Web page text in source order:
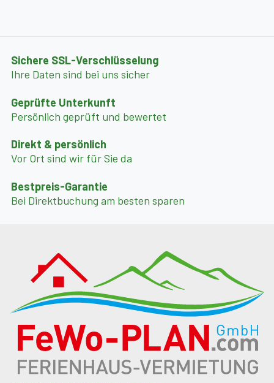
perfekte Routen. Von der anspruchsvollen
Gradlspitzrunde bis hin zur einfachen Tour von der
alles möglich.
Sichere SSL-Verschlüsselung
Ihre Daten sind bei uns sicher
Geprüfte Unterkunft
Persönlich geprüft und bewertet
Direkt & persönlich
Vor Ort sind wir für Sie da
Bestpreis-Garantie
Bei Direktbuchung am besten sparen